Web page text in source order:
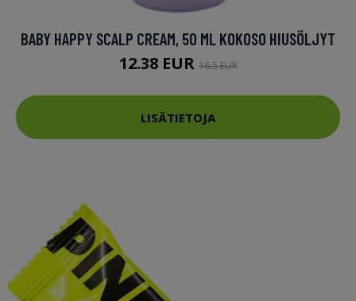
BABY HAPPY SCALP CREAM, 50 ML KOKOSO HIUSÖLJYT
12.38 EUR16.5 EUR
LISÄTIETOJA